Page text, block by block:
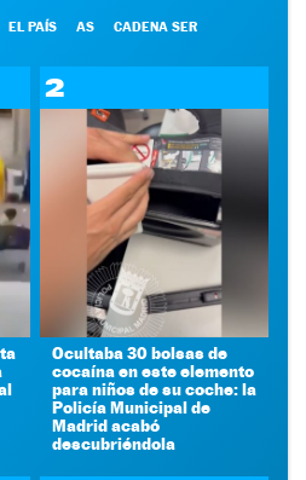
EL PAÍS AS CADENA SER
2
Ocultaba 30 bolsas de
cocaína en este elemento
para niños de su coche: la
Policía Municipal de
Madrid acabó
descubriéndola